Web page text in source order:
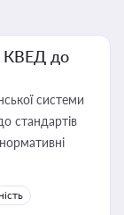
КВЕД до
системи
стандартів